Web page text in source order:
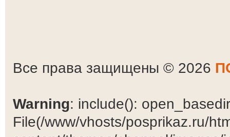
Все права защищены © 2026
Warning: include():
File(/www/vhosts/posprikaz.ru/